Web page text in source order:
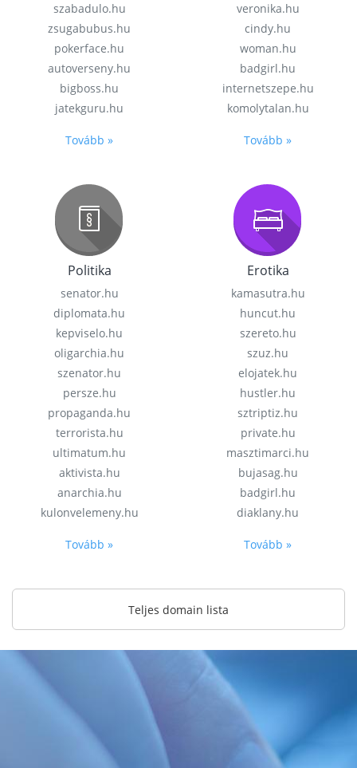
szabadulo.hu
zsugabubus.hu
pokerface.hu
autoverseny.hu
bigboss.hu
jatekguru.hu
Tovább »
veronika.hu
cindy.hu
woman.hu
badgirl.hu
internetszepe.hu
komolytalan.hu
Tovább »
Politika
senator.hu
diplomata.hu
kepviselo.hu
oligarchia.hu
szenator.hu
persze.hu
propaganda.hu
terrorista.hu
ultimatum.hu
aktivista.hu
anarchia.hu
kulonvelemeny.hu
Tovább »
Erotika
kamasutra.hu
huncut.hu
szereto.hu
szuz.hu
elojatek.hu
hustler.hu
sztriptiz.hu
private.hu
masztimarci.hu
bujasag.hu
badgirl.hu
diaklany.hu
Tovább »
Teljes domain lista